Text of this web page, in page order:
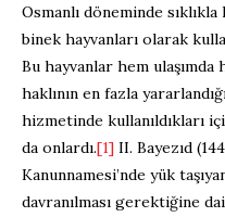
Osmanlı döneminde sıklıkla
binek hayvanları olarak
Bu hayvanlar hem ulaşımda
haklının en fazla
hizmetinde kullanıldıkları
da onlardı.[1] II. Bayezıd
Kanunnamesi’nde yük
davranılması gerektiğine